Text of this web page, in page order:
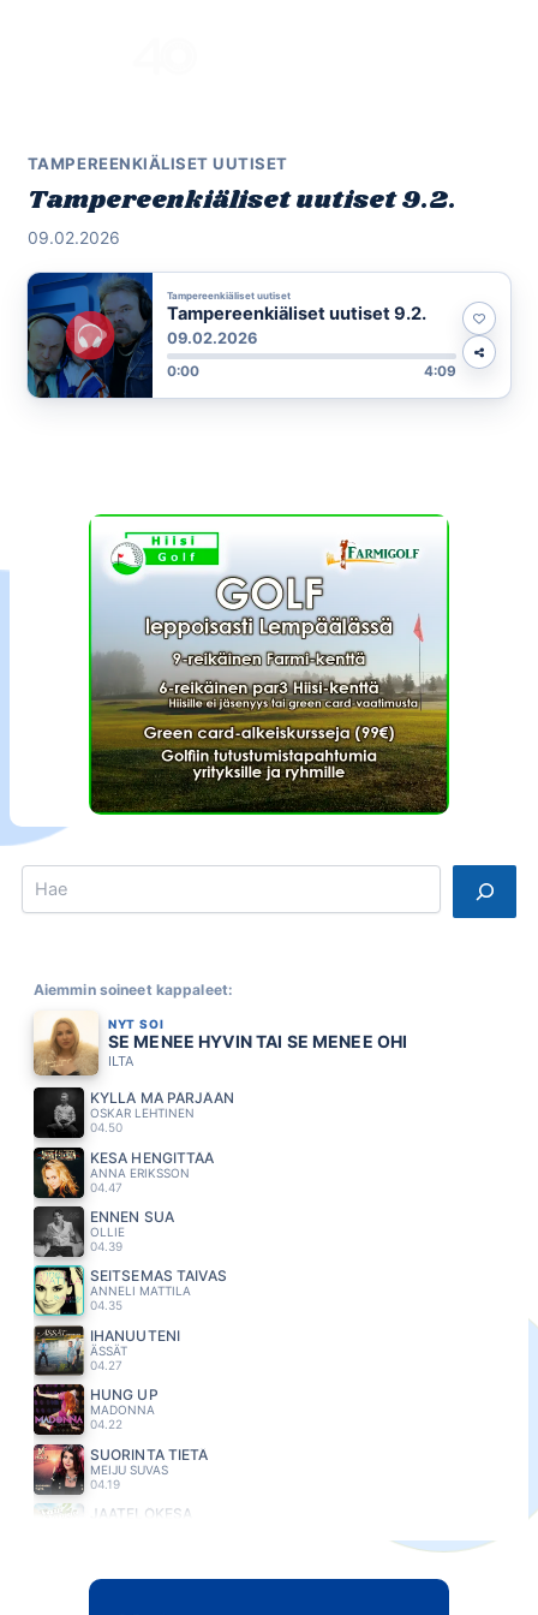
TAMPEREENKIÄLISET UUTISET
Tampereenkiäliset uutiset 9.2.
09.02.2026
Tampereenkiäliset uutiset
Tampereenkiäliset uutiset 9.2.
09.02.2026
0:00 4:09
Search
Aiemmin soineet kappaleet:
NYT SOI
SE MENEE HYVIN TAI SE MENEE OHI
ILTA
KYLLÄ MÄ PÄRJÄÄN
OSKAR LEHTINEN
04.50
KESA HENGITTÄÄ
ANNA ERIKSSON
04.47
ENNEN SUA
OLLIE
04.39
SEITSEMAS TAIVAS
ANNELI MATTILA
04.35
IHANUUTENI
ÄSSÄT
04.27
HUNG UP
MADONNA
04.22
SUORINTA TIETÄ
MEIJU SUVAS
04.19
JAATELÖKESA
S.I.G